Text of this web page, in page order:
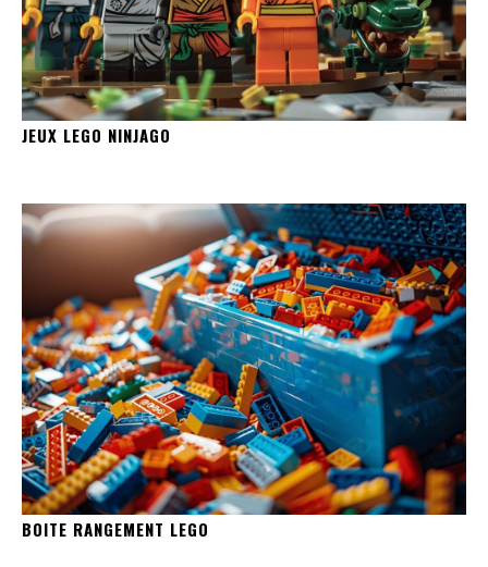
JEUX LEGO NINJAGO
BOITE RANGEMENT LEGO